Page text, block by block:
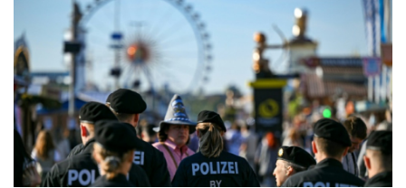
Skoda Kodiaq gegen VW Tayron: Das bessere Familien-SUV
Leagues Cup: Müller mit Vancouver schon ausgeschieden
Kolumbiens neuer Präsident kündigt "unermüdlichen" Kampf
gegen Drogengewalt an
Südkoreas Verband gibt Massagen-Skandal zu: "Desolate Lage"
Größer als alle bisherigen US-Anlagen: Amazon finanziert für
Rechenzentren riesiges Gaskraftwerk